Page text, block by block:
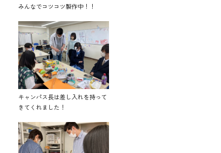
みんなでコツコツ製作中！！
キャンパス長は差し入れを持って
きてくれました！